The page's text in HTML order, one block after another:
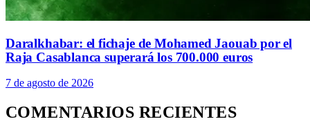
Daralkhabar: el fichaje de Mohamed Jaouab por el
Raja Casablanca superará los 700.000 euros
7 de agosto de 2026
COMENTARIOS RECIENTES